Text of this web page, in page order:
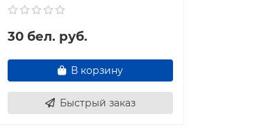
30 бел. руб.
В корзину
Быстрый заказ